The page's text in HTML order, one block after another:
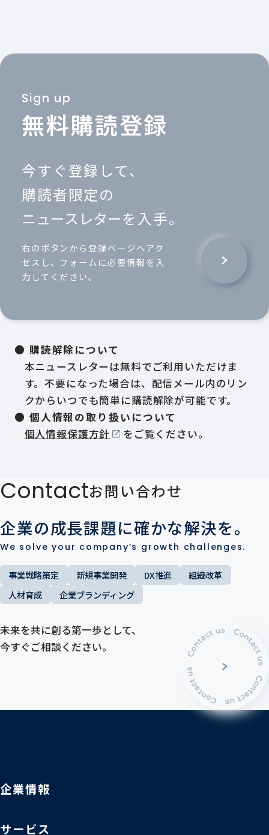
無料購読登録
Sign up
今すぐ登録して、
購読者限定の
ニュースレターを入手。
右のボタンから登録ページへアク
セスし、フォームに必要情報を入
力してください。
● 購読解除について
本ニュースレターは無料でご利用いただけま
す。不要になった場合は、配信メール内のリン
クからいつでも簡単に購読解除が可能です。
● 個人情報の取り扱いについて
個人情報保護方針
をご覧ください。
Contactお問い合わせ
企業の成長課題に確かな解決を。
We solve your company’s growth challenges.
事業戦略策定 新規事業開発 DX推進
組織改革
人材育成
企業ブランディング
未来を共に創る第一歩として、
今すぐご相談ください。
企業情報
サービス